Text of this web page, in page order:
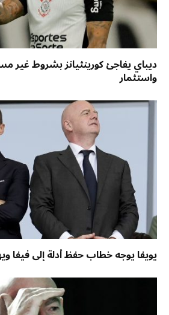
ديباي يفاجئ كورينثيانز بشروط
واستثمار
يويفا يوجه خطاب حفظ أدلة إلى فيفا